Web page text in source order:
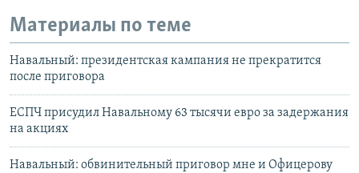
Материалы по теме
Навальный: президентская кампания не прекратится
после приговора
ЕСПЧ присудил Навальному 63 тысячи евро за задержания
на акциях
Навальный: обвинительный приговор мне и Офицерову